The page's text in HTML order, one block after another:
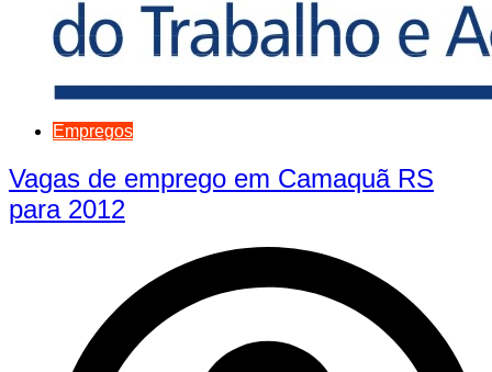
Empregos
Vagas de emprego em Camaquã RS
para 2012